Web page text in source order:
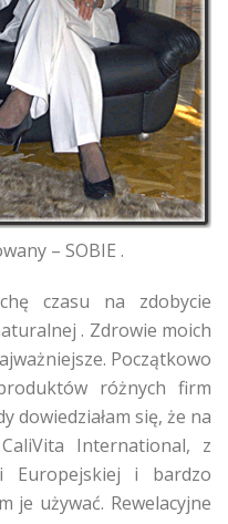
– SOBIE .
czasu na zdobycie
. Zdrowie moich
Początkowo
różnych firm
dowiedziałam się, że na
International, z
Europejskiej i bardzo
je używać. Rewelacyjne